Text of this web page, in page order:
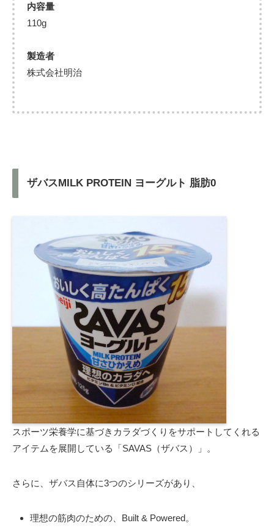
内容量
110g
製造者
株式会社明治
ザバスMILK PROTEIN ヨーグルト 脂肪0
スポーツ栄養学に基づきカラダづくりをサポートしてくれる
アイテムを展開している「SAVAS（ザバス）」。
さらに、ザバス自体に3つのシリーズがあり、
理想の筋肉のための、Built & Powered。